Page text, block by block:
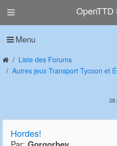
OpenTTD
Menu
Liste des Forums
Autres jeux Transport Tycoon et
28
Hordes!